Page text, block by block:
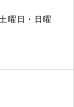
曜日・日曜